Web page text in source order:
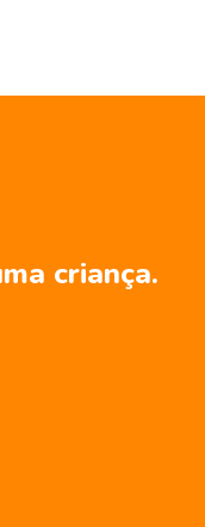
criança.